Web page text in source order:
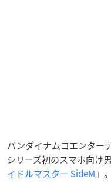
バンダイナムコエンター
シリーズ初のスマホ向け
イドルマスター SideM』。